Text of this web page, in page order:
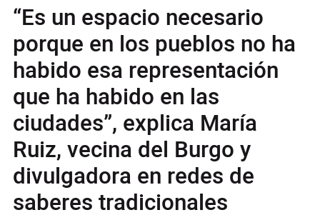
“Es un espacio necesario
porque en los pueblos no ha
habido esa representación
que ha habido en las
ciudades”, explica María
Ruiz, vecina del Burgo y
divulgadora en redes de
saberes tradicionales